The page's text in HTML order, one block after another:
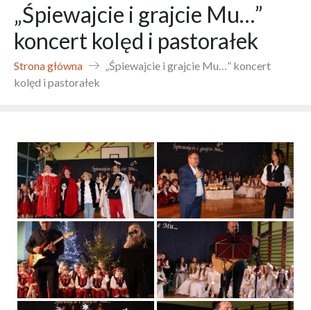
„Śpiewajcie i grajcie Mu…”
koncert kolęd i pastorałek
Strona główna
„Śpiewajcie i grajcie Mu…” koncert
kolęd i pastorałek